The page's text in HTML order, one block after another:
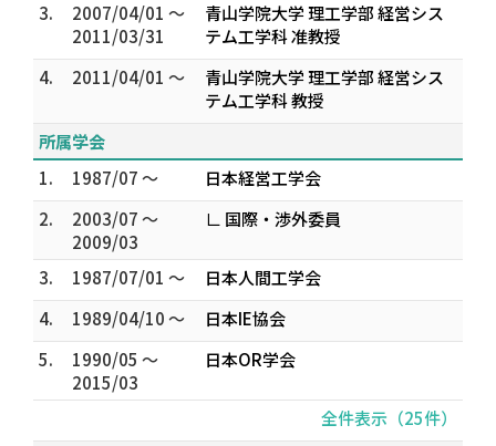
3.
2007/04/01 ～
2011/03/31
青山学院大学 理工学部 経営シス
テム工学科 准教授
4.
2011/04/01 ～
青山学院大学 理工学部 経営シス
テム工学科 教授
所属学会
1.
1987/07 ～
日本経営工学会
2.
2003/07 ～
2009/03
∟ 国際・渉外委員
3. 1987/07/01 ～
日本人間工学会
4.
1989/04/10 ～
日本IE協会
5.
1990/05 ～
2015/03
日本OR学会
全件表示（25件）